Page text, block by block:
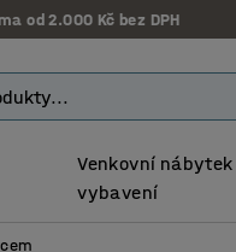
od 2.000 Kč bez DPH
Venkovní nábytek
vybavení